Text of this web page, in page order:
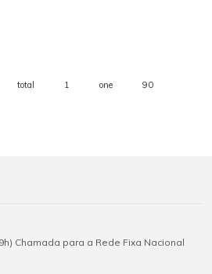
total 1 one 90
Chamada para a Rede Fixa Nacional